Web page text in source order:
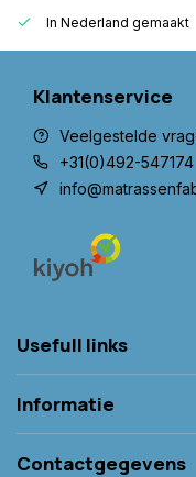
In Nederland gemaakt
Klantenservice
Veelgestelde
+31(0)492-547174
Usefull links
Informatie
Contactgegevens